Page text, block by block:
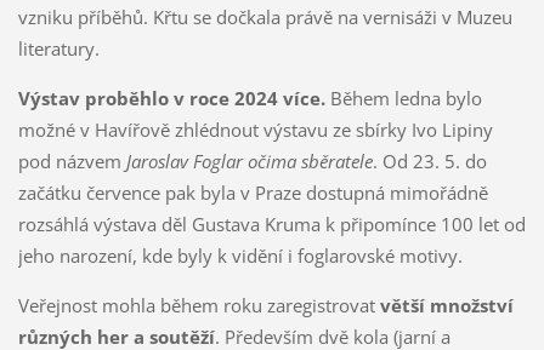
vzniku příběhů. Křtu se dočkala právě na vernisáži v Muzeu
literatury.
Výstav proběhlo v roce 2024 více.Během ledna bylo
možné v Havířově zhlédnout výstavu ze sbírky Ivo Lipiny
pod názvem Jaroslav Foglar očima sběratele. Od 23. 5. do
začátku července pak byla v Praze dostupná mimořádně
rozsáhlá výstava děl Gustava Kruma k připomínce 100 let od
jeho narození, kde byly k vidění i foglarovské motivy.
Veřejnost mohla během roku zaregistrovat větší množství
různých her a soutěží. Především dvě kola (jarní a